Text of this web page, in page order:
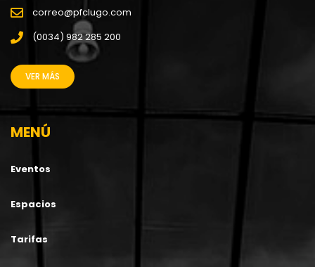
correo@pfclugo.com
(0034) 982 285 200
VER MÁS
MENÚ
Eventos
Espacios
Tarifas